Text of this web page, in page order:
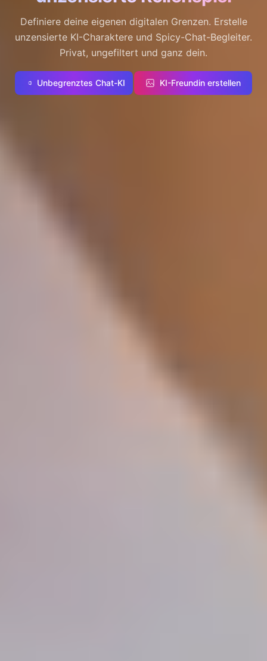
Definiere deine eigenen digitalen Grenzen. Erstelle
unzensierte KI-Charaktere und Spicy-Chat-Begleiter.
Privat, ungefiltert und ganz dein.
Unbegrenztes Chat-KI KI-Freundin erstellen